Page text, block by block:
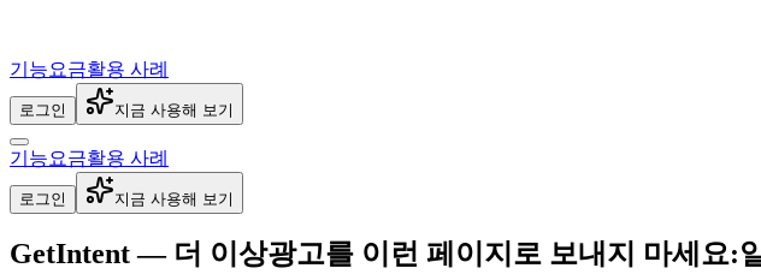
기능요금활용 사례
로그인 지금 사용해 보기
기능요금활용 사례
로그인 지금 사용해 보기
GetIntent — 더 이상광고를 이런 페이지로 보내지 마세요: